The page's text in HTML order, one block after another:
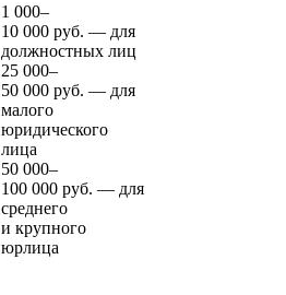
1 000–
10 000 руб. — для
должностных лиц
25 000–
50 000 руб. — для
малого
юридического
лица
50 000–
100 000 руб. — для
среднего
и крупного
юрлица